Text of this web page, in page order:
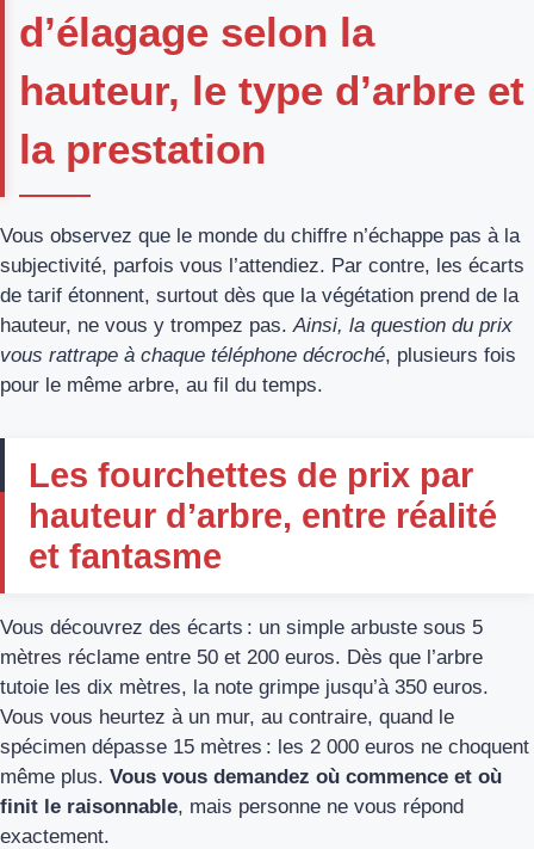
d’élagage selon la
hauteur, le type d’arbre et
la prestation
Vous observez que le monde du chiffre n’échappe pas à la
subjectivité, parfois vous l’attendiez. Par contre, les écarts
de tarif étonnent, surtout dès que la végétation prend de la
hauteur, ne vous y trompez pas. Ainsi, la question du prix
vous rattrape à chaque téléphone décroché, plusieurs fois
pour le même arbre, au fil du temps.
Les fourchettes de prix par
hauteur d’arbre, entre réalité
et fantasme
Vous découvrez des écarts : un simple arbuste sous 5
mètres réclame entre 50 et 200 euros. Dès que l’arbre
tutoie les dix mètres, la note grimpe jusqu’à 350 euros.
Vous vous heurtez à un mur, au contraire, quand le
spécimen dépasse 15 mètres : les 2 000 euros ne choquent
même plus. Vous vous demandez où commence et où
finit le raisonnable, mais personne ne vous répond
exactement.